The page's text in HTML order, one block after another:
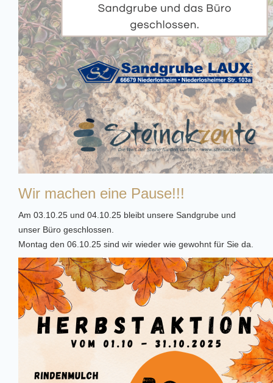
Wir machen eine Pause!!!
Am 03.10.25 und 04.10.25 bleibt unsere Sandgrube und
unser Büro geschlossen.
Montag den 06.10.25 sind wir wieder wie gewohnt für Sie da.